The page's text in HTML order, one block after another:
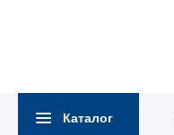
Каталог